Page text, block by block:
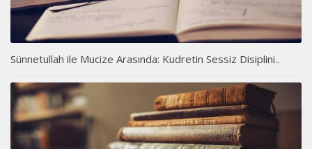
Sünnetullah ile Mucize Arasında: Kudretin Sessiz Disiplini..